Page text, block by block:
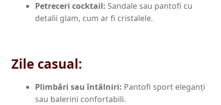
Petreceri cocktail: Sandale sau pantofi cu
detalii glam, cum ar fi cristalele.
Zile casual:
Plimbări sau întâlniri: Pantofi sport eleganți
sau balerini confortabili.